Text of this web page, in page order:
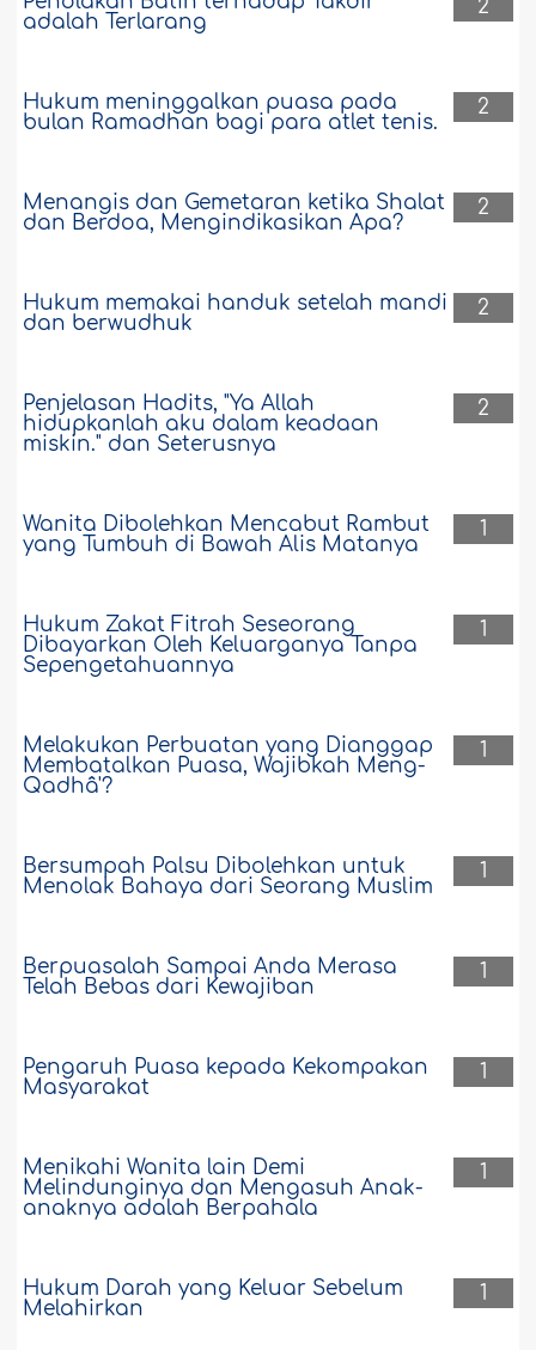
2
adalah Terlarang
2
Hukum meninggalkan puasa pada
bulan Ramadhan bagi para atlet tenis.
2
Menangis dan Gemetaran ketika Shalat
dan Berdoa, Mengindikasikan Apa?
2
Hukum memakai handuk setelah mandi
dan berwudhuk
2
Penjelasan Hadits, "Ya Allah
hidupkanlah aku dalam keadaan
miskin." dan Seterusnya
1
Wanita Dibolehkan Mencabut Rambut
yang Tumbuh di Bawah Alis Matanya
1
Hukum Zakat Fitrah Seseorang
Dibayarkan Oleh Keluarganya Tanpa
Sepengetahuannya
1
Melakukan Perbuatan yang Dianggap
Membatalkan Puasa, Wajibkah Meng-
Qadhâ'?
1
Bersumpah Palsu Dibolehkan untuk
Menolak Bahaya dari Seorang Muslim
1
Berpuasalah Sampai Anda Merasa
Telah Bebas dari Kewajiban
1
Pengaruh Puasa kepada Kekompakan
Masyarakat
1
Menikahi Wanita lain Demi
Melindunginya dan Mengasuh Anak-
anaknya adalah Berpahala
1
Hukum Darah yang Keluar Sebelum
Melahirkan